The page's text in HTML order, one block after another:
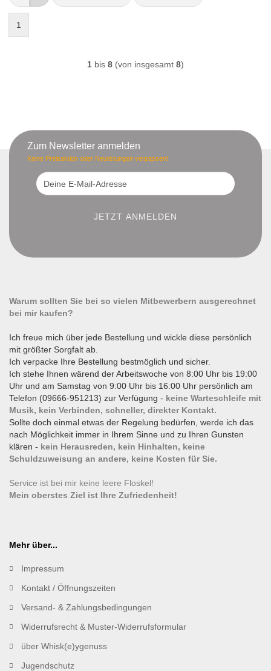
1
1 bis 8 (von insgesamt 8)
Zum Newsletter anmelden
Keine Preisaktion oder Neulistungen verpassen!
Warum sollten Sie bei so vielen Mitbewerbern ausgerechnet
bei mir kaufen?
Ich freue mich über jede Bestellung und wickle diese persönlich
mit größter Sorgfalt ab.
Ich verpacke Ihre Bestellung bestmöglich und sicher.
Ich stehe Ihnen wärend der Arbeitswoche von 8:00 Uhr bis 19:00
Uhr und am Samstag von 9:00 Uhr bis 16:00 Uhr persönlich am
Telefon (09666-951213) zur Verfügung - keine Warteschleife mit
Musik, kein Verbinden, schneller, direkter Kontakt.
Sollte doch einmal etwas der Regelung bedürfen, werde ich das
nach Möglichkeit immer in Ihrem Sinne und zu Ihren Gunsten
klären - kein Herausreden, kein Hinhalten, keine
Schuldzuweisung an andere, keine Kosten für Sie.
Service ist bei mir keine leere Floskel!
Mein oberstes Ziel ist Ihre Zufriedenheit!
Mehr über...
Impressum
Kontakt / Öffnungszeiten
Versand- & Zahlungsbedingungen
Widerrufsrecht & Muster-Widerrufsformular
über Whisk(e)ygenuss
Jugendschutz